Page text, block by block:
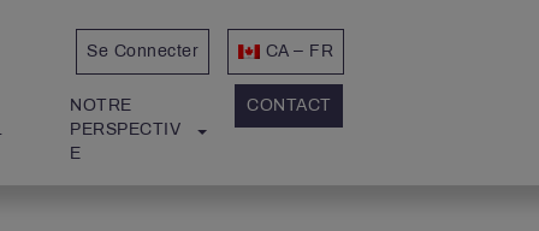
Se Connecter CA – FR
NOTRE
PERSPECTIV
E
CONTACT